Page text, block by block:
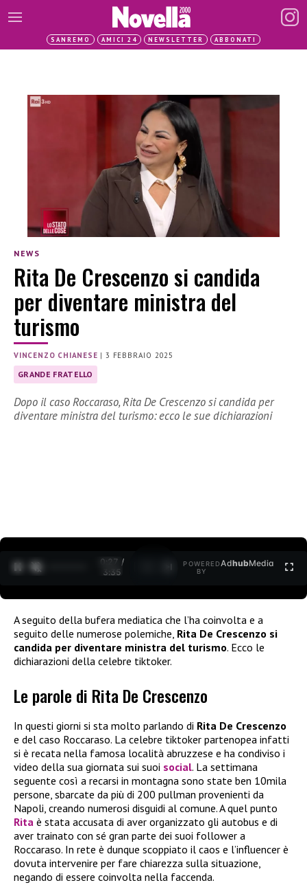
SANREMO AMICI 24 NEWSLETTER ABBONATI
NEWS
Rita De Crescenzo si candida
per diventare ministra del
turismo
VINCENZO CHIANESE |3 FEBBRAIO 2025
GRANDE FRATELLO
Dopo il caso Roccaraso, Rita De Crescenzo si candida per
diventare ministra del turismo: ecco le sue dichiarazioni
0:28 /
3:35
POWERED
BY
AdhubMedia
A seguito della bufera mediatica che l’ha coinvolta e a
seguito delle numerose polemiche, Rita De Crescenzo si
candida per diventare ministra del turismo. Ecco le
dichiarazioni della celebre tiktoker.
Le parole di Rita De Crescenzo
In questi giorni si sta molto parlando di Rita De Crescenzo
e del caso Roccaraso. La celebre tiktoker partenopea infatti
si è recata nella famosa località abruzzese e ha condiviso i
video della sua giornata sui suoi social. La settimana
seguente così a recarsi in montagna sono state ben 10mila
persone, sbarcate da più di 200 pullman provenienti da
Napoli, creando numerosi disguidi al comune. A quel punto
Rita è stata accusata di aver organizzato gli autobus e di
aver trainato con sé gran parte dei suoi follower a
Roccaraso. In rete è dunque scoppiato il caos e l’influencer è
dovuta intervenire per fare chiarezza sulla situazione,
negando di essere coinvolta nella faccenda.